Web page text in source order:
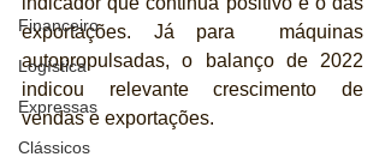
Financeiro
Logística
Expressas
Clássicos
exportações. Já para  máquinas
autopropulsadas, o balanço de 2022
indicou relevante crescimento de
vendas e exportações.